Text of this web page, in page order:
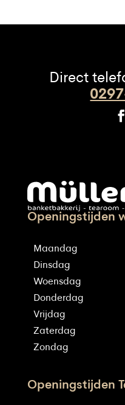
Direct
Openingstijden
Maandag
Dinsdag
Woensdag
Donderdag
Vrijdag
Zaterdag
Zondag
Openingstijden